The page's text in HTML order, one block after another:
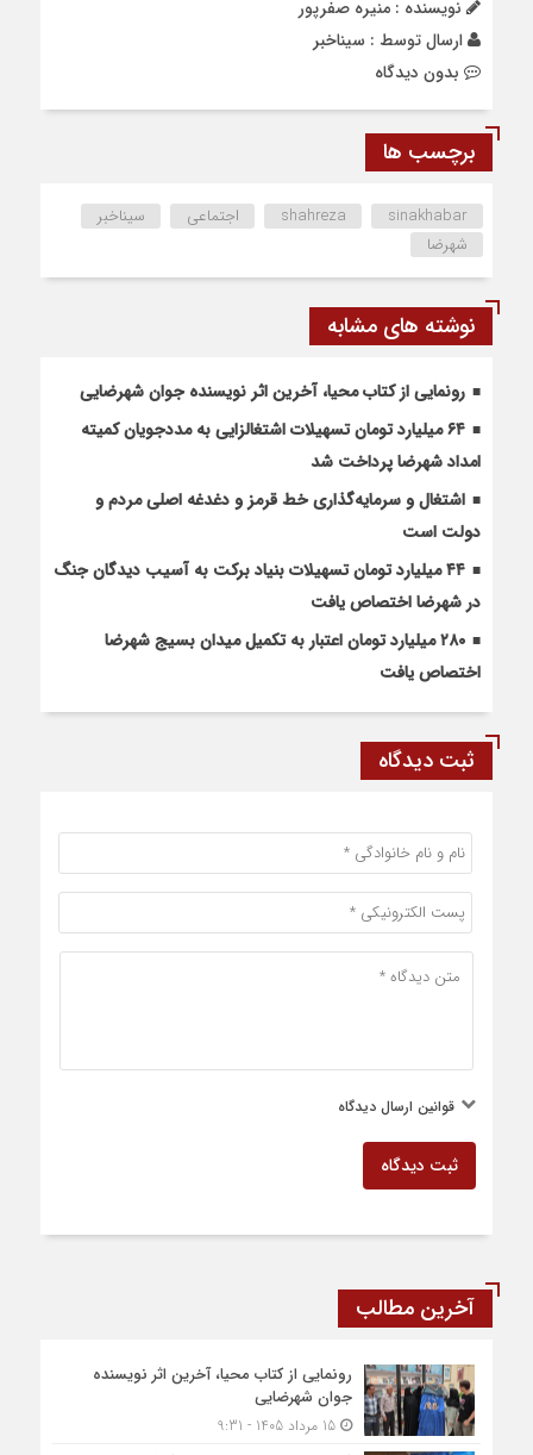
نویسنده : منیره صفرپور
ارسال توسط : سیناخبر
بدون دیدگاه
برچسب ها
shahreza sinakhabar اجتماعی
سیناخبر
شهرضا
نوشته های مشابه
رونمایی از کتاب محیا، آخرین اثر نویسنده جوان شهرضایی
۶۴ میلیارد تومان تسهیلات اشتغالزایی به مددجویان کمیته
امداد شهرضا پرداخت شد
اشتغال و سرمایه‌گذاری خط قرمز و دغدغه اصلی مردم و
دولت است
۴۴ میلیارد تومان تسهیلات بنیاد برکت به آسیب دیدگان جنگ
در شهرضا اختصاص یافت
۲۸۰ میلیارد تومان اعتبار به تکمیل میدان بسیج شهرضا
اختصاص یافت
ثبت دیدگاه
قوانین ارسال دیدگاه
ثبت دیدگاه
آخرین مطالب
رونمایی از کتاب محیا، آخرین اثر نویسنده
جوان شهرضایی
15 مرداد 1405 - 9:31